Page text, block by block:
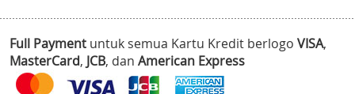
Full Payment untuk semua Kartu Kredit berlogo VISA,
MasterCard, JCB, dan American Express